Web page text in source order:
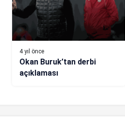
4 yıl önce
Okan Buruk’tan derbi
açıklaması